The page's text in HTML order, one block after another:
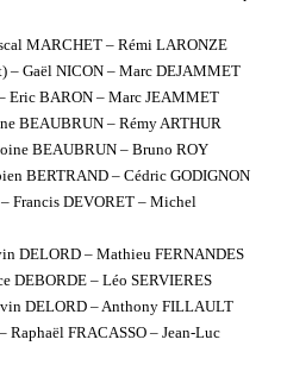
MARCHET – Rémi LARONZE
– Gaël NICON – Marc DEJAMMET
Eric BARON – Marc JEAMMET
BEAUBRUN – Rémy ARTHUR
BEAUBRUN – Bruno ROY
BERTRAND – Cédric GODIGNON
Francis DEVORET – Michel
DELORD – Mathieu FERNANDES
DEBORDE – Léo SERVIERES
DELORD – Anthony FILLAULT
FRACASSO – Jean-Luc